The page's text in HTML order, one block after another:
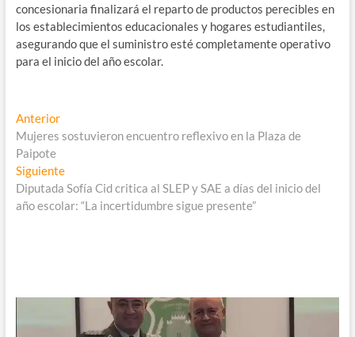
concesionaria finalizará el reparto de productos perecibles en
los establecimientos educacionales y hogares estudiantiles,
asegurando que el suministro esté completamente operativo
para el inicio del año escolar.
Navegación
de
entradas
AnteriorEntrada
anterior:
Mujeres sostuvieron encuentro reflexivo en la Plaza de
Paipote
SiguienteEntrada
siguiente:
Diputada Sofía Cid critica al SLEP y SAE a días del inicio del
año escolar: “La incertidumbre sigue presente”